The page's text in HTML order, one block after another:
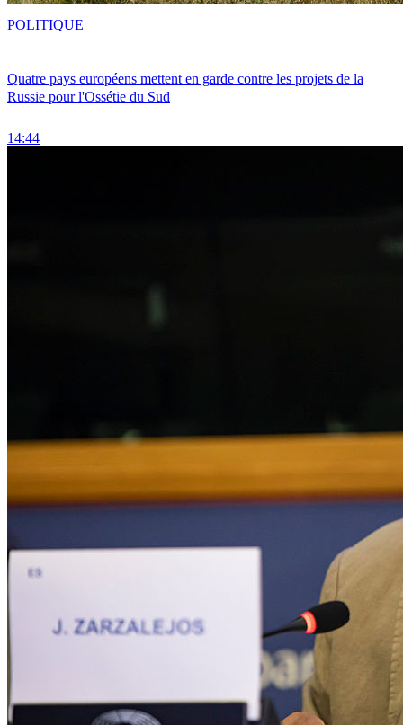
Quatre pays européens mettent en garde contre les projets de la
Russie pour l'Ossétie du Sud
14:44
POLITIQUE